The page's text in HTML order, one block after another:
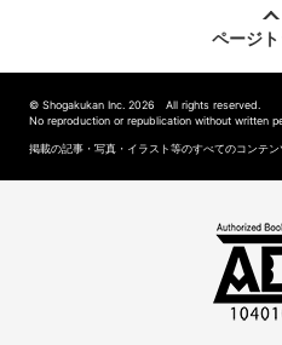
ページ
© Shogakukan Inc. 2026 All rights reserved.
No reproduction or republication without written
掲載の記事・写真・イラスト等のすべてのコンテン